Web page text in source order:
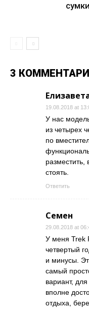
3
19.08.2018 at
У нас
из четырех
по
стоять.
Ответить
Семен
29.08.2018 at
У меня Trek
четвертый
и минусы.
самый
вариант,
вполне
отдыха,